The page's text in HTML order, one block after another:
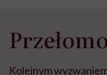
Kolejnym